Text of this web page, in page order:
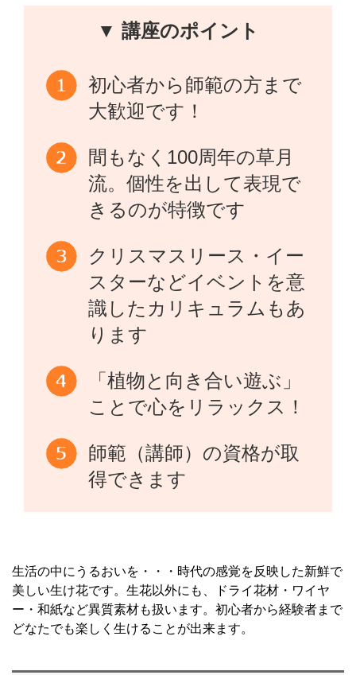
▼ 講座のポイント
初心者から師範の方まで
大歓迎です！
間もなく100周年の草月
流。個性を出して表現で
きるのが特徴です
クリスマスリース・イー
スターなどイベントを意
識したカリキュラムもあ
ります
「植物と向き合い遊ぶ」
ことで心をリラックス！
師範（講師）の資格が取
得できます
生活の中にうるおいを・・・時代の感覚を反映した新鮮で
美しい生け花です。生花以外にも、ドライ花材・ワイヤ
ー・和紙など異質素材も扱います。初心者から経験者まで
どなたでも楽しく生けることが出来ます。